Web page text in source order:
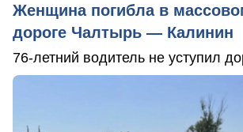
Женщина погибла в
дороге Чалтырь — Калинин
76-летний водитель не уступил